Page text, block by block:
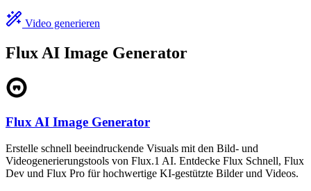
Video generieren
Flux AI Image Generator
Flux AI Image Generator
Erstelle schnell beeindruckende Visuals mit den Bild- und
Videogenerierungstools von Flux.1 AI. Entdecke Flux Schnell, Flux
Dev und Flux Pro für hochwertige KI-gestützte Bilder und Videos.